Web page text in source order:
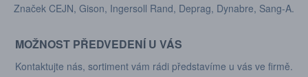
Značek CEJN, Gison, Ingersoll Rand, Deprag, Dynabre, Sang-A.
MOŽNOST PŘEDVEDENÍ U VÁS
Kontaktujte nás, sortiment vám rádi představíme u vás ve firmě.